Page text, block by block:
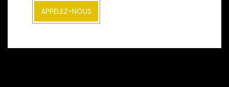
APPELEZ-NOUS